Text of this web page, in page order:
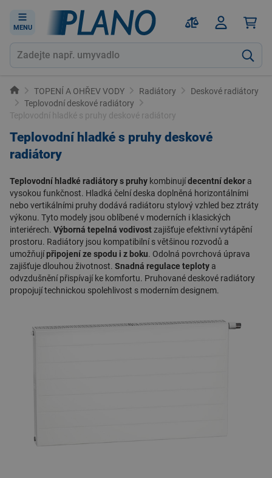
MENU
TOPENÍ A OHŘEV VODY Radiátory
Deskové radiátory
Teplovodní deskové radiátory
Teplovodní hladké s pruhy deskové radiátory
Teplovodní hladké s pruhy deskové
radiátory
Teplovodní hladké radiátory s pruhy kombinujídecentní dekor a
vysokou funkčnost. Hladká čelní deska doplněná horizontálními
nebo vertikálními pruhy dodává radiátoru stylový vzhled bez ztráty
výkonu. Tyto modely jsou oblíbené v moderních i klasických
interiérech. Výborná tepelná vodivostzajišťuje efektivní vytápění
prostoru. Radiátory jsou kompatibilní s většinou rozvodů a
umožňujípřipojení ze spodu i z boku. Odolná povrchová úprava
zajišťuje dlouhou životnost. Snadná regulace teploty a
odvzdušnění přispívají ke komfortu. Pruhované deskové radiátory
propojují technickou spolehlivost s moderním designem.